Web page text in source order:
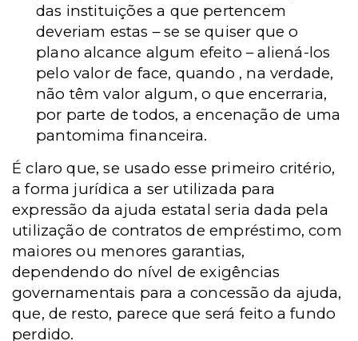
das instituições a que pertencem
deveriam estas – se se quiser que o
plano alcance algum efeito – aliená-los
pelo valor de face, quando , na verdade,
não têm valor algum, o que encerraria,
por parte de todos, a encenação de uma
pantomima financeira.
É claro que, se usado esse primeiro critério,
a forma jurídica a ser utilizada para
expressão da ajuda estatal seria dada pela
utilização de contratos de empréstimo, com
maiores ou menores garantias,
dependendo do nível de exigências
governamentais para a concessão da ajuda,
que, de resto, parece que será feito a fundo
perdido.